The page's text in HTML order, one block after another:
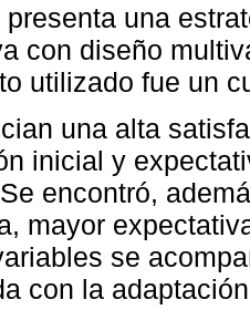
presenta una
con diseño
utilizado fue un
una alta
inicial y
encontró,
mayor
se
con la